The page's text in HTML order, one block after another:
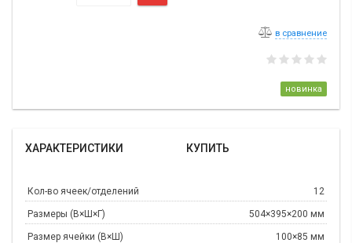
в сравнение
новинка
ХАРАКТЕРИСТИКИ КУПИТЬ
Кол-во ячеек/отделений 12
Размеры (В×Ш×Г) 504×395×200 мм
Размер ячейки (В×Ш) 100×85 мм